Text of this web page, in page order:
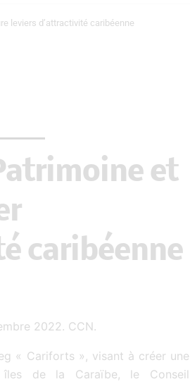
leviers d’attractivité caribéenne
et
caribéenne
2022. CCN.
« Cariforts », visant à créer une
de la Caraïbe, le Conseil